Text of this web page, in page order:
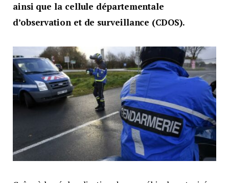
ainsi que la cellule départementale
d’observation et de surveillance (CDOS).